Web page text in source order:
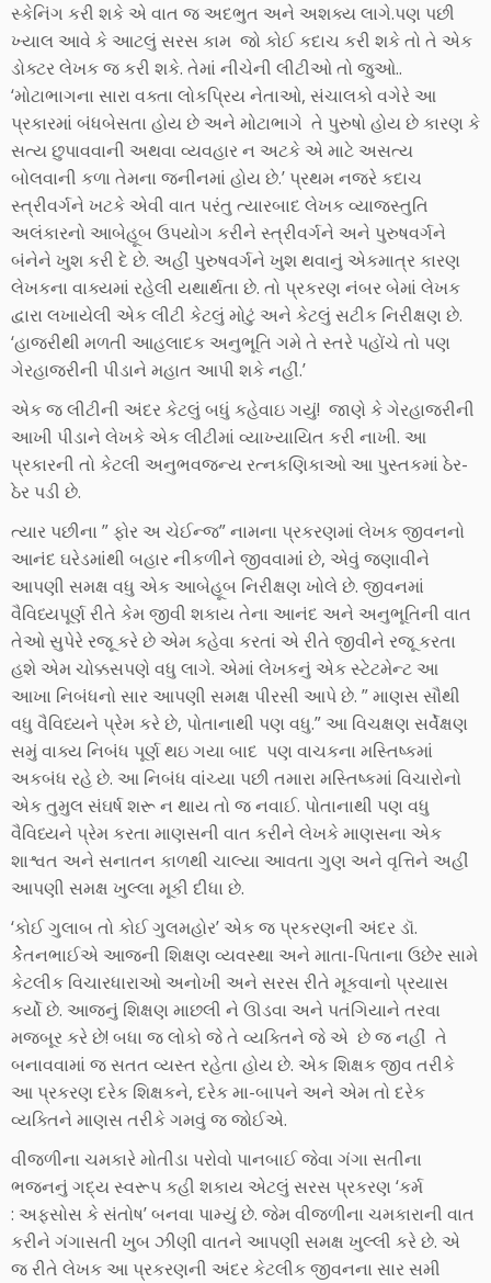
સ્કેનિંગ કરી શકે એ વાત જ અદભુત અને અશક્ય લાગે.પણ પછી
ખ્યાલ આવે કે આટલું સરસ કામ જો કોઈ કદાચ કરી શકે તો તે એક
ડોક્ટર લેખક જ કરી શકે. તેમાં નીચેની લીટીઓ તો જુઓ..
‘મોટાભાગના સારા વક્તા લોકપ્રિય નેતાઓ, સંચાલકો વગેરે આ
પ્રકારમાં બંધબેસતા હોય છે અને મોટાભાગે તે પુરુષો હોય છે કારણ કે
સત્ય છુપાવવાની અથવા વ્યવહાર ન અટકે એ માટે અસત્ય
બોલવાની કળા તેમના જનીનમાં હોય છે.’ પ્રથમ નજરે કદાચ
સ્ત્રીવર્ગને ખટકે એવી વાત પરંતુ ત્યારબાદ લેખક વ્યાજસ્તુતિ
અલંકારનો આબેહૂબ ઉપયોગ કરીને સ્ત્રીવર્ગને અને પુરુષવર્ગને
બંનેને ખુશ કરી દે છે. અહીં પુરુષવર્ગને ખુશ થવાનું એકમાત્ર કારણ
લેખકના વાક્યમાં રહેલી યથાર્થતા છે. તો પ્રકરણ નંબર બેમાં લેખક
દ્વારા લખાયેલી એક લીટી કેટલું મોટું અને કેટલું સટીક નિરીક્ષણ છે.
‘હાજરીથી મળતી આહલાદક અનુભૂતિ ગમે તે સ્તરે પહોંચે તો પણ
ગેરહાજરીની પીડાને મહાત આપી શકે નહીં.’
એક જ લીટીની અંદર કેટલું બધું કહેવાઇ ગયું! જાણે કે ગેરહાજરીની
આખી પીડાને લેખકે એક લીટીમાં વ્યાખ્યાયિત કરી નાખી. આ
પ્રકારની તો કેટલી અનુભવજન્ય રત્નકણિકાઓ આ પુસ્તકમાં ઠેર-
ઠેર પડી છે.
ત્યાર પછીના ” ફોર અ ચેઈન્જ” નામના પ્રકરણમાં લેખક જીવનનો
આનંદ ઘરેડમાંથી બહાર નીકળીને જીવવામાંં છે, એવું જણાવીને
આપણી સમક્ષ વધુ એક આબેહૂબ નિરીક્ષણ ખોલે છે. જીવનમાં
વૈવિધ્યપૂર્ણ રીતે કેમ જીવી શકાય તેના આનંદ અને અનુભૂતિની વાત
તેઓ સુપેરે રજૂ કરે છે એમ કહેવા કરતાં એ રીતે જીવીને રજૂ કરતા
હશે એમ ચોક્કસપણે વધુ લાગે. એમાં લેખકનું એક સ્ટેટમેન્ટ આ
આખા નિબંધનો સાર આપણી સમક્ષ પીરસી આપે છે. ” માણસ સૌથી
વધુ વૈવિધ્યને પ્રેમ કરે છે, પોતાનાથી પણ વધુ.” આ વિચક્ષણ સર્વેક્ષણ
સમું વાક્ય નિબંધ પૂર્ણ થઇ ગયા બાદ પણ વાચકના મસ્તિષ્કમાં
અકબંધ રહે છે. આ નિબંધ વાંચ્યા પછી તમારા મસ્તિષ્કમાં વિચારોનો
એક તુમુલ સંઘર્ષ શરૂ ન થાય તો જ નવાઈ. પોતાનાથી પણ વધુ
વૈવિધ્યને પ્રેમ કરતા માણસની વાત કરીને લેખકે માણસના એક
શાશ્વત અને સનાતન કાળથી ચાલ્યા આવતા ગુણ અને વૃત્તિને અહીં
આપણી સમક્ષ ખુલ્લા મૂકી દીધા છે.
‘કોઈ ગુલાબ તો કોઈ ગુલમહોર’ એક જ પ્રકરણની અંદર ડૉ.
કેેેતનભાઈએ આજની શિક્ષણ વ્યવસ્થા અને માતા-પિતાના ઉછેર સામે
કેટલીક વિચારધારાઓ અનોખી અને સરસ રીતે મૂકવાનો પ્રયાસ
કર્યો છે. આજનું શિક્ષણ માછલી ને ઊડવા અને પતંગિયાને તરવા
મજબૂર કરે છે! બધા જ લોકો જે તે વ્યક્તિને જે એ છે જ નહીં તે
બનાવવામાં જ સતત વ્યસ્ત રહેતા હોય છે. એક શિક્ષક જીવ તરીકે
આ પ્રકરણ દરેક શિક્ષકને, દરેક મા-બાપને અને એમ તો દરેક
વ્યક્તિને માણસ તરીકે ગમવું જ જોઈએ.
વીજળીના ચમકારે મોતીડા પરોવો પાનબાઈ જેવા ગંગા સતીના
ભજનનું ગદ્ય સ્વરૂપ કહી શકાય એટલું સરસ પ્રકરણ ‘કર્મ
: અફસોસ કે સંતોષ’ બનવા પામ્યું છે. જેમ વીજળીના ચમકારાની વાત
કરીને ગંગાસતી ખુબ ઝીણી વાતને આપણી સમક્ષ ખુલ્લી કરે છે. એ
જ રીતે લેખક આ પ્રકરણની અંદર કેટલીક જીવનના સાર સમી